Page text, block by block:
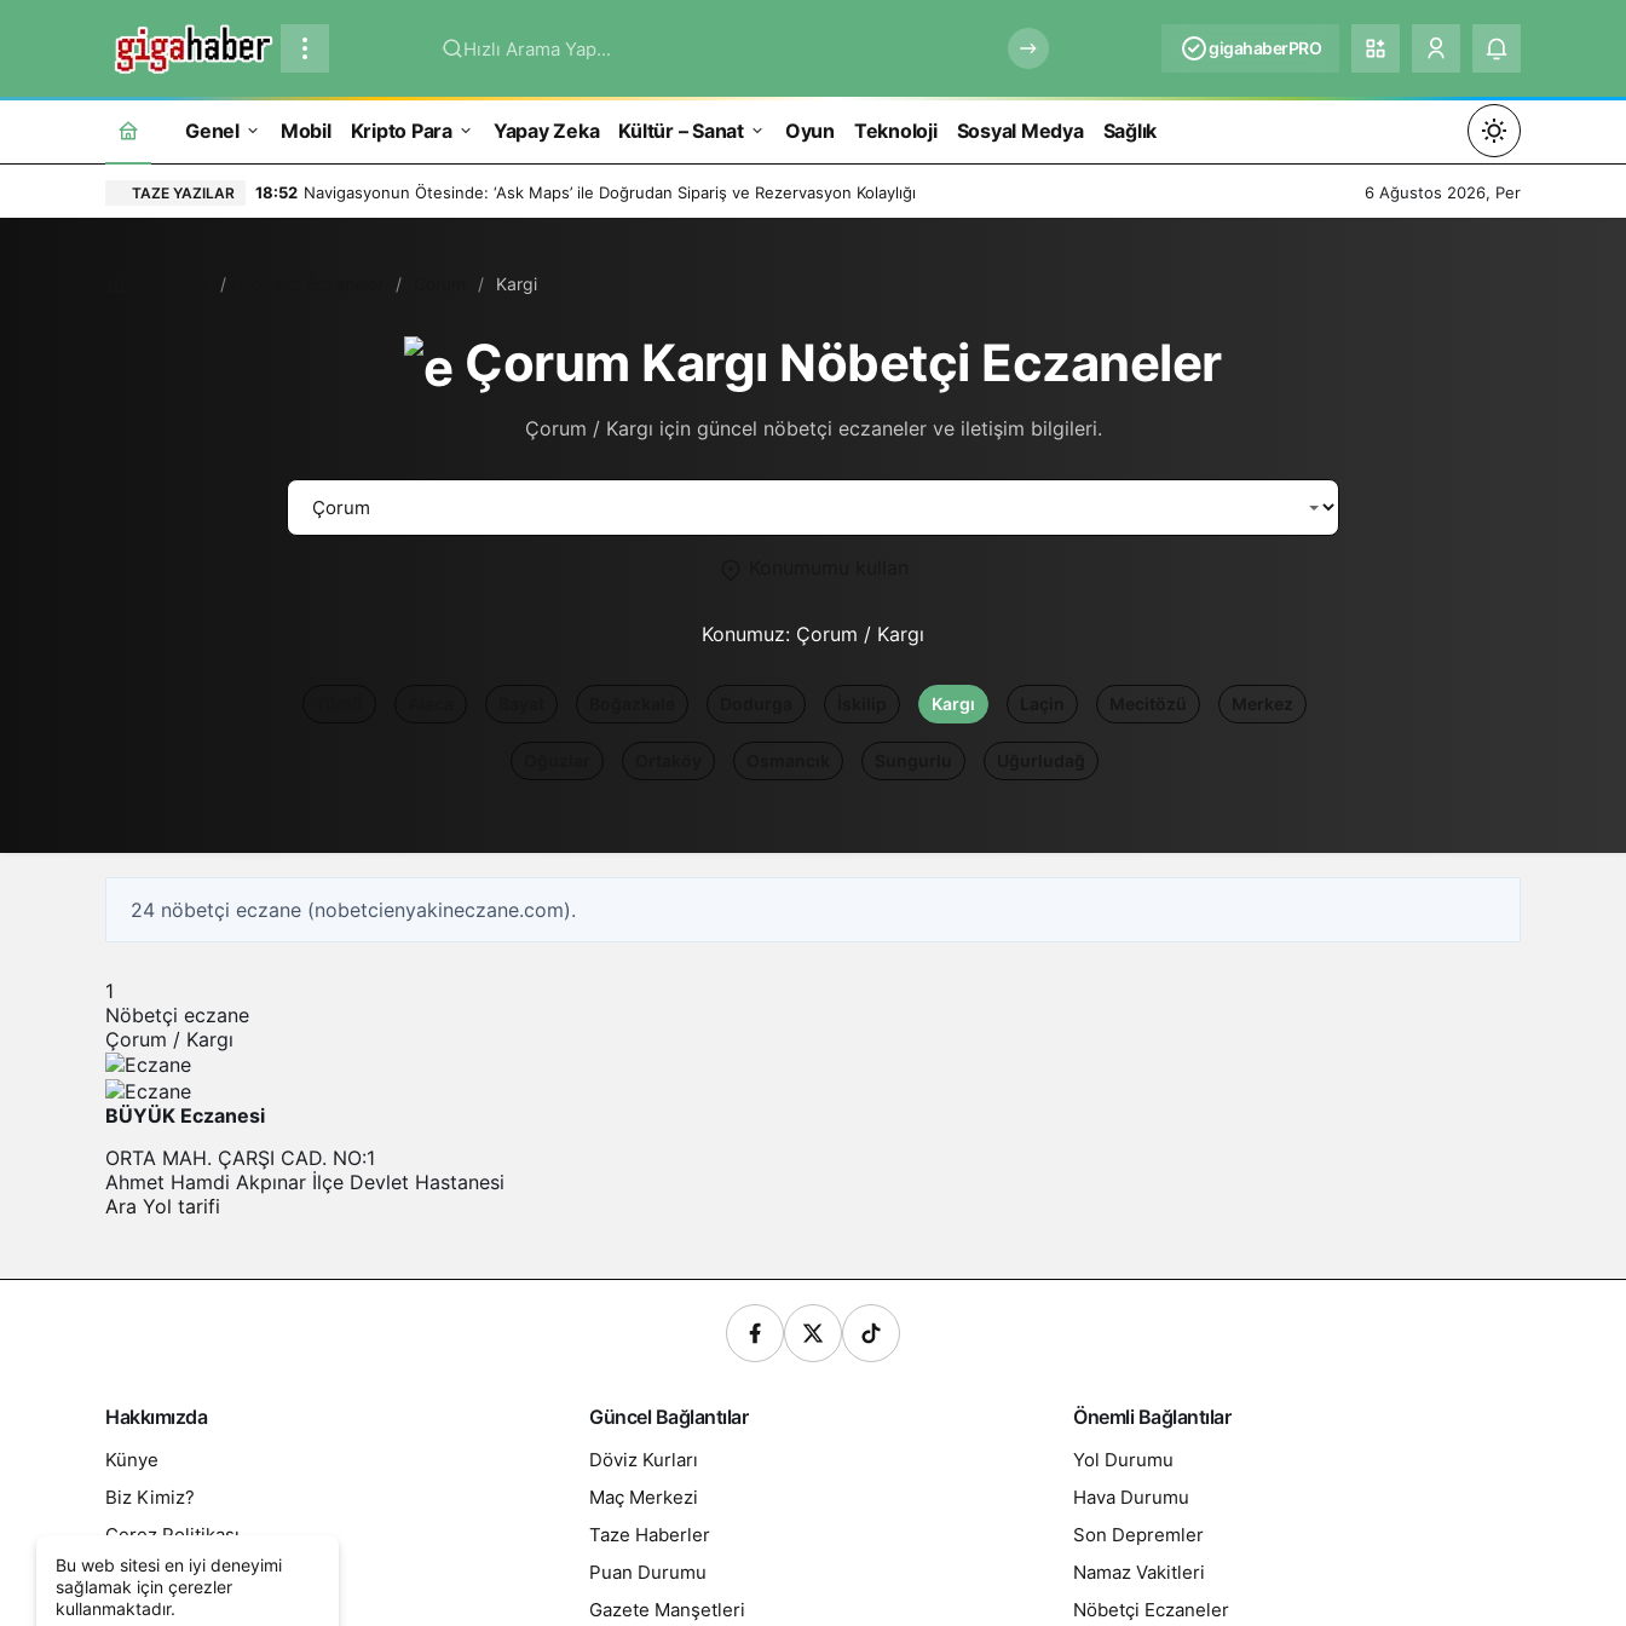
Hızlı Arama Yap... gigahaberPRO
Genel Mobil Kripto Para Yapay Zeka Kültür – Sanat Oyun Teknoloji Sosyal Medya Sağlık
Mod
değiştir
Sistem modunu seçin.
TAZE YAZILAR 18:52 Navigasyonun Ötesinde: ‘Ask Maps’ ile Doğrudan Sipariş ve Rezervasyon Kolaylığı 6 Ağustos 2026, Per
Kargi
Çorum Kargı Nöbetçi Eczaneler
Çorum / Kargı için güncel nöbetçi eczaneler ve iletişim bilgileri.
Konumuz: Çorum / Kargı
Kargı
24 nöbetçi eczane (nobetcienyakineczane.com).
1
Nöbetçi eczane
Çorum / Kargı
BÜYÜK Eczanesi
ORTA MAH. ÇARŞI CAD. NO:1
Ahmet Hamdi Akpınar İlçe Devlet Hastanesi
Ara Yol tarifi
Bu web sitesi en iyi deneyimi
sağlamak için çerezler
kullanmaktadır.
Hakkımızda
Künye
Biz Kimiz?
Çerez Politikası
Kullanım Sözleşmesi
Sıkça Sorulan Sorular
Güncel Bağlantılar
Döviz Kurları
Maç Merkezi
Taze Haberler
Puan Durumu
Gazete Manşetleri
Önemli Bağlantılar
Yol Durumu
Hava Durumu
Son Depremler
Namaz Vakitleri
Nöbetçi Eczaneler